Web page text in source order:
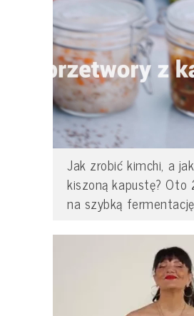
Jak zrobić kimchi, a
kiszoną kapustę? Oto
na szybką fermentację